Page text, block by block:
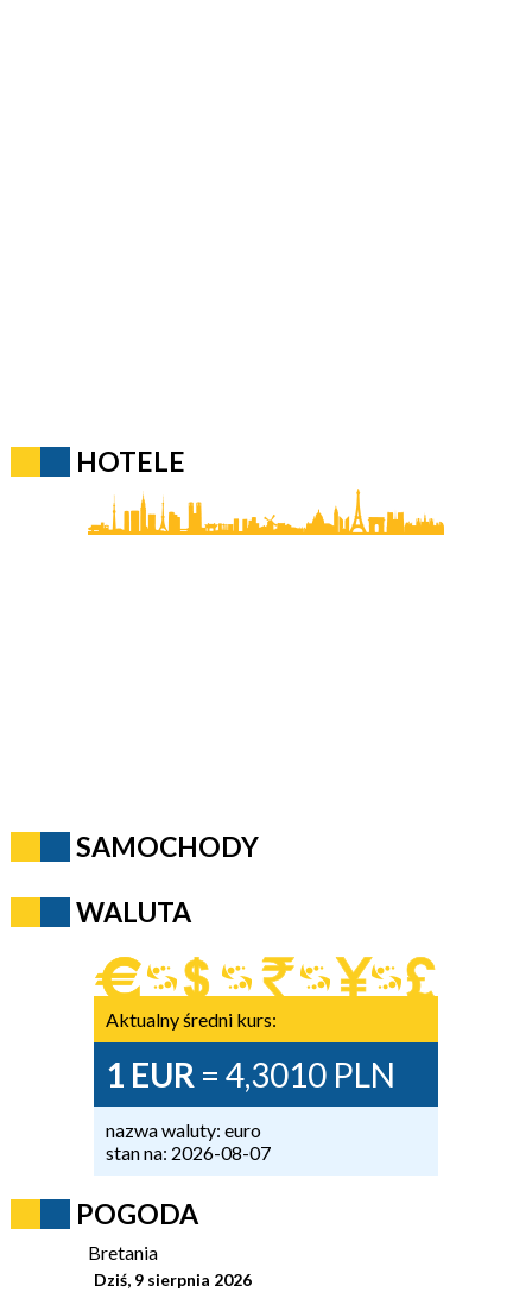
HOTELE
SAMOCHODY
WALUTA
Aktualny średni kurs:
1 EUR = 4,3010 PLN
nazwa waluty: euro
stan na: 2026-08-07
POGODA
Bretania
Dziś, 9 sierpnia 2026